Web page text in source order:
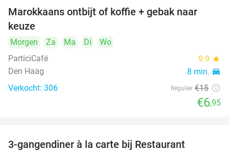
Marokkaans ontbijt of koffie + gebak naar
keuze
Morgen Za Ma Di
Wo
ParticiCafé
9.9 star
Den Haag 8 min. directions_car
Verkocht: 306 Regulier €15
€6,95
3-gangendiner à la carte bij Restaurant